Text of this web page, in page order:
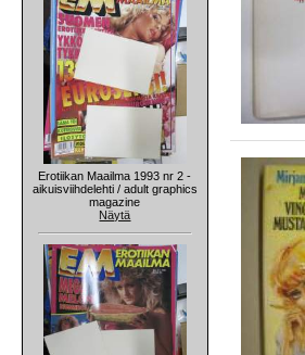
Erotiikan Maailma 1993 nr 2 -
aikuisviihdelehti / adult graphics
magazine
Näytä